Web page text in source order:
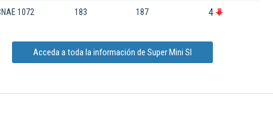
1072 183 187 4
Acceda a toda la información de Super Mini Sl